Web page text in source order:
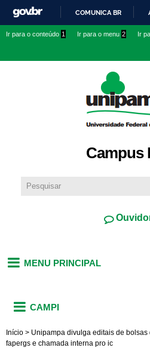
conteúdo
IR
O
COMUNICA BR
Ir para o conteúdo 1 Ir para o menu 2 Ir
Campus
MENU PRINCIPAL
CAMPI
Início > Unipampa divulga editais de
fapergs e chamada interna pro ic